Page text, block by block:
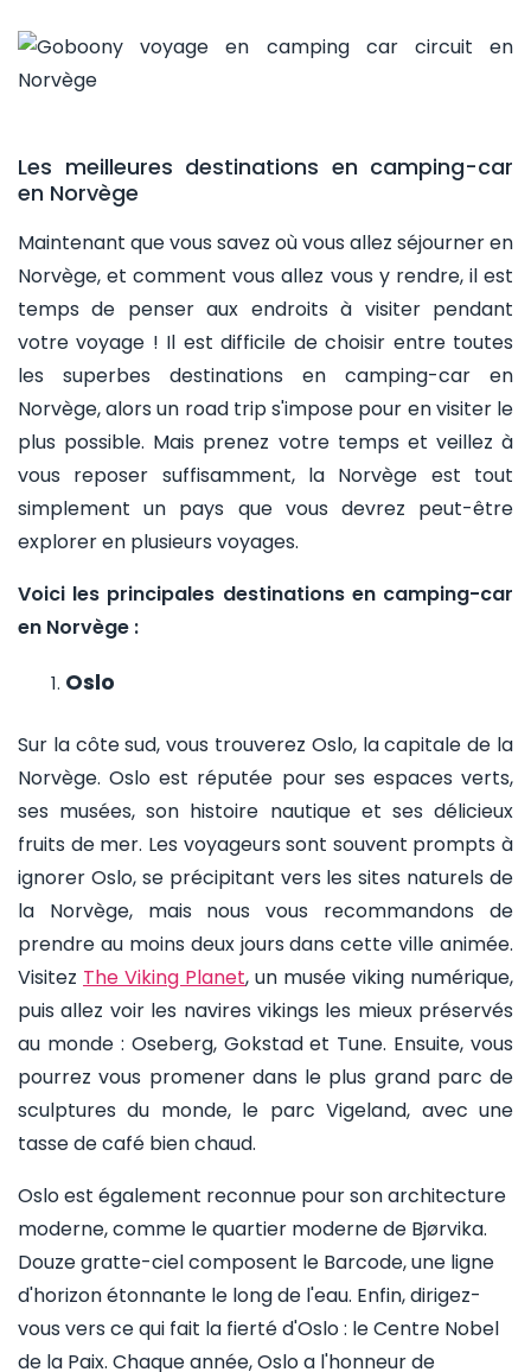
Les meilleures destinations en camping-car
en Norvège
Maintenant que vous savez où vous allez séjourner en
Norvège, et comment vous allez vous y rendre, il est
temps de penser aux endroits à visiter pendant
votre voyage ! Il est difficile de choisir entre toutes
les superbes destinations en camping-car en
Norvège, alors un road trip s'impose pour en visiter le
plus possible. Mais prenez votre temps et veillez à
vous reposer suffisamment, la Norvège est tout
simplement un pays que vous devrez peut-être
explorer en plusieurs voyages.
Voici les principales destinations en camping-car
en Norvège :
Oslo
Sur la côte sud, vous trouverez Oslo, la capitale de la
Norvège. Oslo est réputée pour ses espaces verts,
ses musées, son histoire nautique et ses délicieux
fruits de mer. Les voyageurs sont souvent prompts à
ignorer Oslo, se précipitant vers les sites naturels de
la Norvège, mais nous vous recommandons de
prendre au moins deux jours dans cette ville animée.
Visitez The Viking Planet, un musée viking numérique,
puis allez voir les navires vikings les mieux préservés
au monde : Oseberg, Gokstad et Tune. Ensuite, vous
pourrez vous promener dans le plus grand parc de
sculptures du monde, le parc Vigeland, avec une
tasse de café bien chaud.
Oslo est également reconnue pour son architecture
moderne, comme le quartier moderne de Bjørvika.
Douze gratte-ciel composent le Barcode, une ligne
d'horizon étonnante le long de l'eau. Enfin, dirigez-
vous vers ce qui fait la fierté d'Oslo : le Centre Nobel
de la Paix. Chaque année, Oslo a l'honneur de